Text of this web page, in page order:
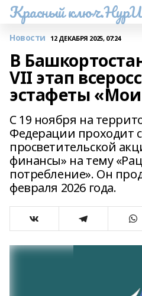
Красный
Новости 12 ДЕКАБРЯ 2025, 07:24
В
VII этап
эстафеты
С 19 ноября на
Федерации проходит
просветительской
финансы» на тему
потребление». Он
февраля 2026 года.